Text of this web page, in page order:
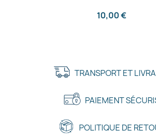
10,00 €
TRANSPORT ET
PAIEMENT
POLITIQUE DE